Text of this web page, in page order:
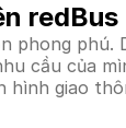
redBus
cầu của
hình giao